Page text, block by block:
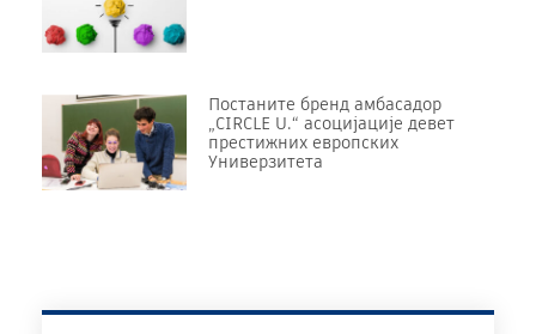
Постаните бренд амбасадор
„CIRCLE U.“ асоцијације девет
престижних европских
Универзитета